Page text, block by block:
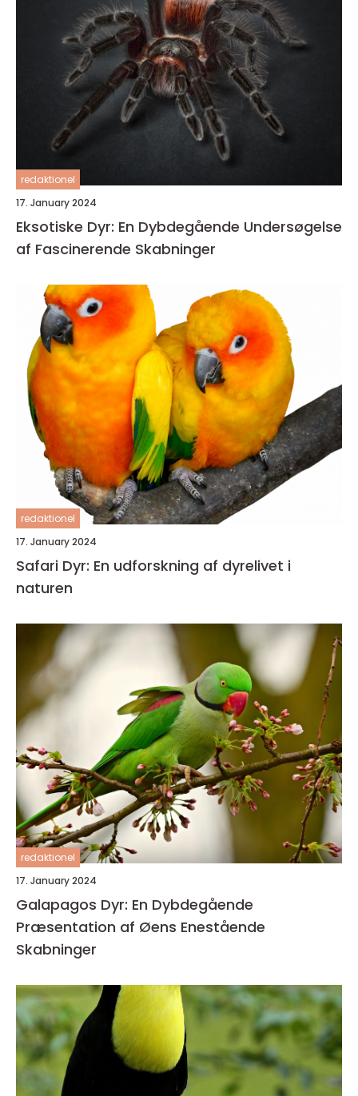
redaktionel
17. January 2024
Eksotiske Dyr: En Dybdegående Undersøgelse
af Fascinerende Skabninger
redaktionel
17. January 2024
Safari Dyr: En udforskning af dyrelivet i
naturen
redaktionel
17. January 2024
Galapagos Dyr: En Dybdegående
Præsentation af Øens Enestående
Skabninger